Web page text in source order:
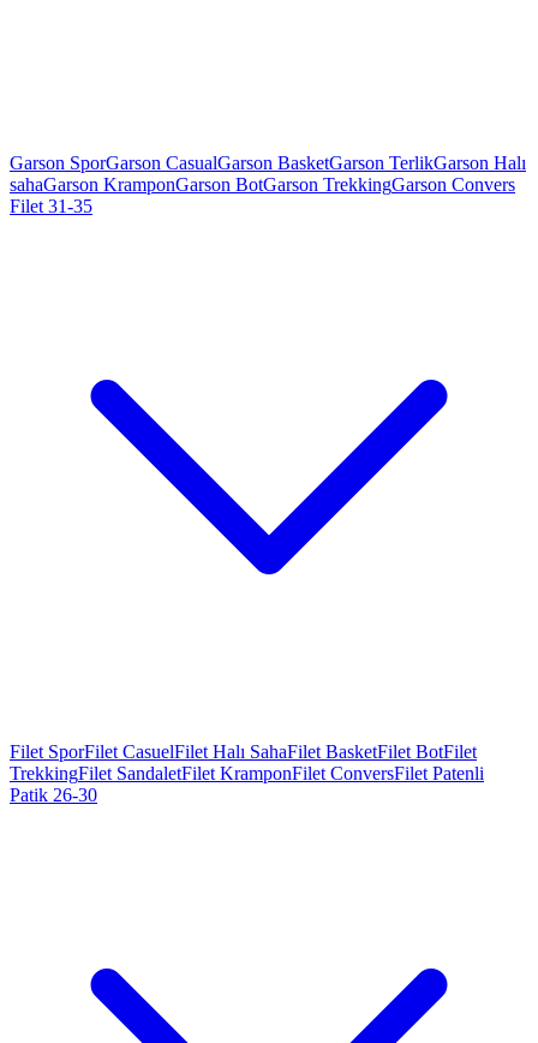
Garson SporGarson CasualGarson BasketGarson TerlikGarson Halı
sahaGarson KramponGarson BotGarson TrekkingGarson Convers
Filet 31-35
Filet SporFilet CasuelFilet Halı SahaFilet BasketFilet BotFilet
TrekkingFilet SandaletFilet KramponFilet ConversFilet Patenli
Patik 26-30